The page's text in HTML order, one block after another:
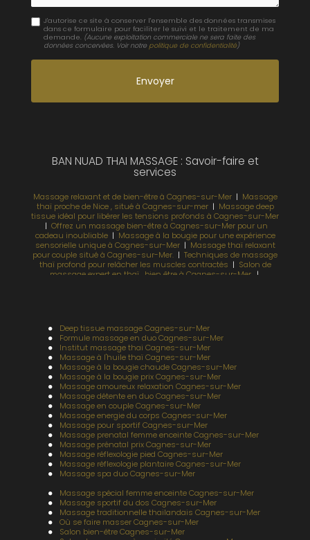
J'autorise ce site à conserver l'ensemble des données transmises
dans ce formulaire pour faciliter le suivi et le traitement de ma
demande. (Aucune exploitation commerciale ne sera faite des
données concervées. Voir notre politique de confidentialité)
BAN NUAD THAI MASSAGE : Savoir-faire et
services
Massage relaxant et de bien-être à Cagnes-sur-Mer | Massage
thaï proche de Nice , situé à Cagnes-sur-mer| Massage deep
tissue idéal pour libérer les tensions profonds à Cagnes-sur-Mer
| Offrez un massage bien-être à Cagnes-sur-Mer pour un
cadeau inoubliable| Massage à la bougie pour une expérience
sensorielle unique à Cagnes-sur-Mer| Massage thaï relaxant
pour couple situé à Cagnes-sur-Mer. | Techniques de massage
thaï profond pour relâcher les muscles contractés | Salon de
massage expert en thaï , bien être à Cagnes-sur-Mer. |
une détente complète
Soulagement des douleurs dorsales
avec massage profond à Cagnes-sur-Mer |Salon de massage
thaïlandais situé à Cagnes-sur-Mer| Séance de massage
décontractant idéale après le sport ou le travail|
relaxant à Cagnes-sur-Mer, confort pour future maman.
Massage aux huiles chaudes pour relâcher les tensions
musculaires du dos
Deep tissue massage Cagnes-sur-Mer
Formule massage en duo Cagnes-sur-Mer
Institut massage thai Cagnes-sur-Mer
Massage à l'huile thaï Cagnes-sur-Mer
Massage à la bougie chaude Cagnes-sur-Mer
Massage à la bougie prix Cagnes-sur-Mer
Massage amoureux relaxation Cagnes-sur-Mer
Massage détente en duo Cagnes-sur-Mer
Massage en couple Cagnes-sur-Mer
Massage energie du corps Cagnes-sur-Mer
Massage pour sportif Cagnes-sur-Mer
Massage prenatal femme enceinte Cagnes-sur-Mer
Massage prénatal prix Cagnes-sur-Mer
Massage réflexologie pied Cagnes-sur-Mer
Massage réflexologie plantaire Cagnes-sur-Mer
Massage spa duo Cagnes-sur-Mer
Massage spécial femme enceinte Cagnes-sur-Mer
Massage sportif du dos Cagnes-sur-Mer
Massage traditionnelle thailandais Cagnes-sur-Mer
Où se faire masser Cagnes-sur-Mer
Salon bien-être Cagnes-sur-Mer